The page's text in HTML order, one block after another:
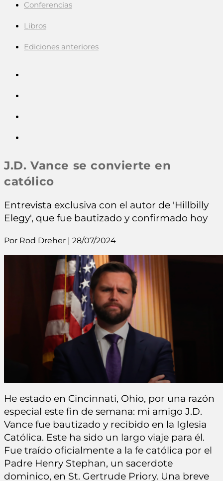
Conferencias
Libros
Ediciones anteriores
J.D. Vance se convierte en
católico
Entrevista exclusiva con el autor de 'Hillbilly
Elegy', que fue bautizado y confirmado hoy
Por Rod Dreher | 28/07/2024
He estado en Cincinnati, Ohio, por una razón
especial este fin de semana: mi amigo J.D.
Vance fue bautizado y recibido en la Iglesia
Católica. Este ha sido un largo viaje para él.
Fue traído oficialmente a la fe católica por el
Padre Henry Stephan, un sacerdote
dominico, en St. Gertrude Priory. Una breve